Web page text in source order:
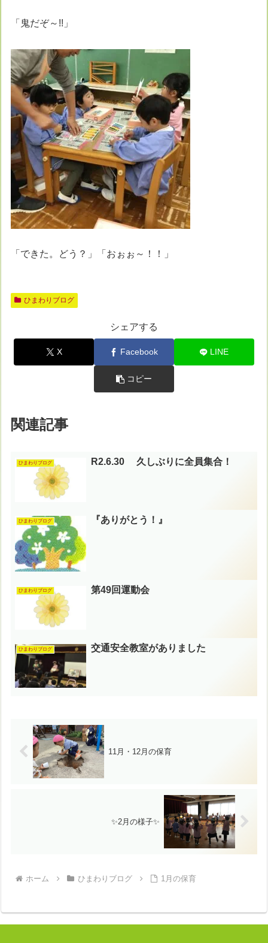
「鬼だぞ～!!」
「できた。どう？」「おぉぉ～！！」
ひまわりブログ
シェアする
X Facebook LINE
コピー
関連記事
ひまわりブログ R2.6.30 久しぶりに全員集合！
ひまわりブログ 『ありがとう！』
ひまわりブログ 第49回運動会
ひまわりブログ 交通安全教室がありました
11月・12月の保育
✨2月の様子✨
ホーム ひまわりブログ 1月の保育